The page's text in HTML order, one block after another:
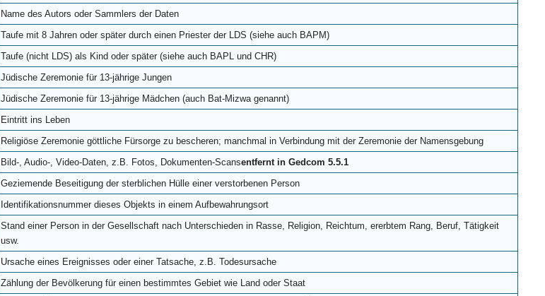
Name des Autors oder Sammlers der Daten
Taufe mit 8 Jahren oder später durch einen Priester der LDS (siehe auch BAPM)
Taufe (nicht LDS) als Kind oder später (siehe auch BAPL und CHR)
Jüdische Zeremonie für 13-jährige Jungen
Jüdische Zeremonie für 13-jährige Mädchen (auch Bat-Mizwa genannt)
Eintritt ins Leben
Religiöse Zeremonie göttliche Fürsorge zu bescheren; manchmal in Verbindung mit der Zeremonie der Namensgebung
Bild-, Audio-, Video-Daten, z.B. Fotos, Dokumenten-Scansentfernt in Gedcom 5.5.1
Geziemende Beseitigung der sterblichen Hülle einer verstorbenen Person
Identifikationsnummer dieses Objekts in einem Aufbewahrungsort
Stand einer Person in der Gesellschaft nach Unterschieden in Rasse, Religion, Reichtum, ererbtem Rang, Beruf, Tätigkeit
usw.
Ursache eines Ereignisses oder einer Tatsache, z.B. Todesursache
Zählung der Bevölkerung für einen bestimmtes Gebiet wie Land oder Staat